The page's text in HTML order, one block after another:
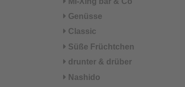
Genüsse
Classic
Süße Früchtchen
drunter & drüber
Nashido